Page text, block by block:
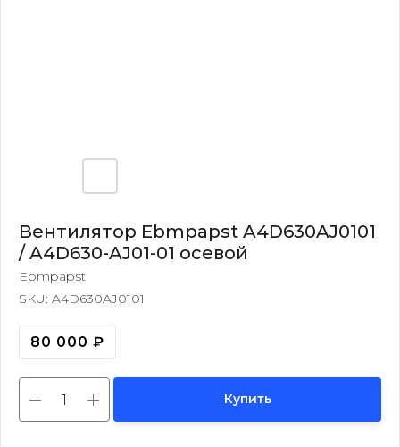
Вентилятор Ebmpapst A4D630AJ0101
/ A4D630-AJ01-01 осевой
Ebmpapst
SKU: A4D630AJ0101
80 000 ₽
Купить